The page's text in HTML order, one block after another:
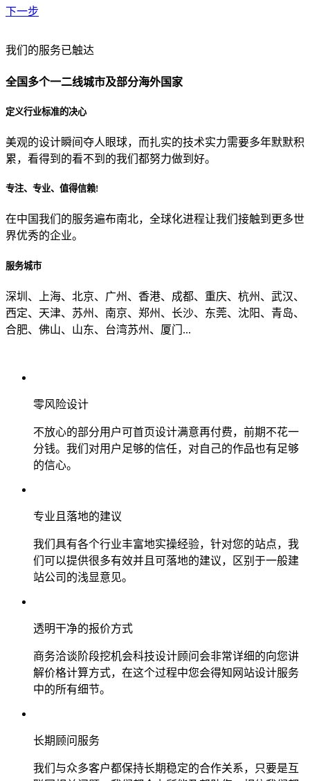
下一步
贵公司预算范围是？
贵公司的团队规模是？
目前主要的营销渠道是？
我们的服务已触达
全国多个一二线城市及部分海外国家
定义行业标准的决心
美观的设计瞬间夺人眼球，而扎实的技术实力需要多年默默积
累，看得到的看不到的我们都努力做到好。
专注、专业、值得信赖!
在中国我们的服务遍布南北，全球化进程让我们接触到更多世
界优秀的企业。
服务城市
深圳、上海、北京、广州、香港、成都、重庆、杭州、武汉、
西定、天津、苏州、南京、郑州、长沙、东莞、沈阳、青岛、
合肥、佛山、山东、台湾苏州、厦门...
零风险设计
不放心的部分用户可首页设计满意再付费，前期不花一
分钱。我们对用户足够的信任，对自己的作品也有足够
的信心。
专业且落地的建议
我们具有各个行业丰富地实操经验，针对您的站点，我
们可以提供很多有效并且可落地的建议，区别于一般建
站公司的浅显意见。
透明干净的报价方式
商务洽谈阶段挖机会科技设计顾问会非常详细的向您讲
解价格计算方式，在这个过程中您会得知网站设计服务
中的所有细节。
长期顾问服务
我们与众多客户都保持长期稳定的合作关系，只要是互